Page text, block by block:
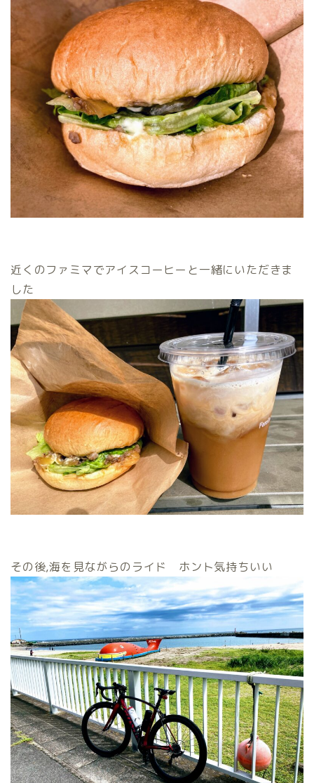
近くのファミマでアイスコーヒーと一緒にいただきま
した
その後,海を見ながらのライド ホント気持ちいい